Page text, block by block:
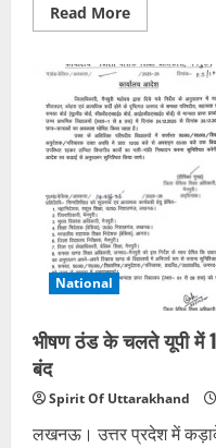
Read MoreRead
more
में
निकला
ट्विन-
स्पॉटेड
वुल्फ
स्नेक,
सर्पमित्र
सुरक्षित
किया
रेस्क्यू
National
भीषण ठंड के चलते यूपी में
बंद
Spirit Of Uttarakhand
लखनऊ। उत्तर प्रदेश में